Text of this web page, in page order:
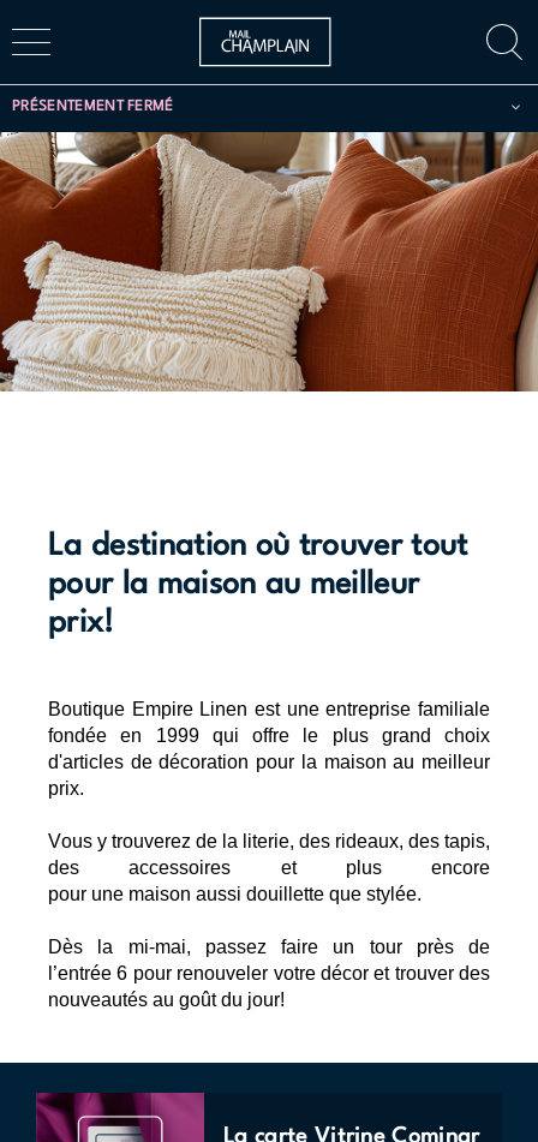
PRÉSENTEMENT FERMÉ
La destination où trouver tout
pour la maison au meilleur
prix!
Boutique Empire Linen est une entreprise familiale
fondée en 1999 qui offre le plus grand choix
d'articles de décoration pour la maison au meilleur
prix.
Vous y trouverez de la literie, des rideaux, des tapis,
des accessoires et plus encore
pour une maison aussi douillette que stylée.
Dès la mi-mai, passez faire un tour près de
l’entrée 6 pour renouveler votre décor et trouver des
nouveautés au goût du jour!
La carte Vitrine Cominar